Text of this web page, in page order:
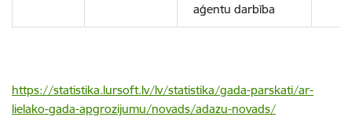
aģentu darbība
https://statistika.lursoft.lv/lv/statistika/gada-parskati/ar-
lielako-gada-apgrozijumu/novads/adazu-novads/